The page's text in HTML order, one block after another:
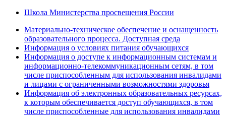
Школа Министерства просвещения России
Материально-техническое обеспечение и оснащенность
образовательного процесса. Доступная среда
Информация о условиях питания обучающихся
Информация о доступе к информационным системам и
информационно-телекоммуникационным сетям, в том
числе приспособленным для использования инвалидами
и лицами с ограниченными возможностями здоровья
Информация об электронных образовательных ресурсах,
к которым обеспечивается доступ обучающихся, в том
числе приспособленные для использования инвалидами